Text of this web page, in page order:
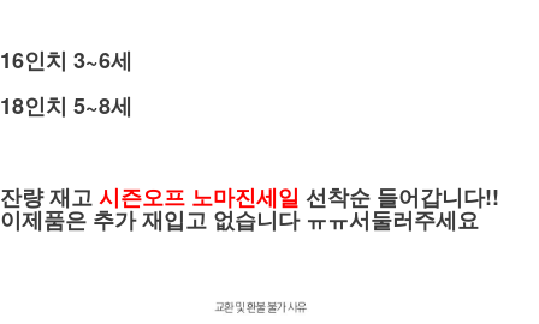
16인치 3~6세
18인치 5~8세
잔량 재고시즌오프 노마진세일 선착순 들어갑니다!!
이제품은 추가 재입고 없습니다 ㅠㅠ서둘러주세요